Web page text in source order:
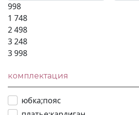
998
1 748
2 498
3 248
3 998
комплектация
юбка;пояс